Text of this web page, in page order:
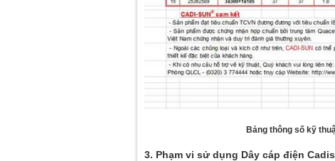
Bảng thông số kỹ
3. Phạm vi sử dụng Dây cáp điện